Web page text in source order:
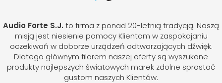
Audio Forte S.J. to firma z ponad 20-letnią tradycją. Naszą
misją jest niesienie pomocy Klientom w zaspokajaniu
oczekiwań w doborze urządzeń odtwarzających dźwięk.
Dlatego głównym filarem naszej oferty są wyszukane
produkty najlepszych światowych marek zdolne sprostać
gustom naszych Klientów.